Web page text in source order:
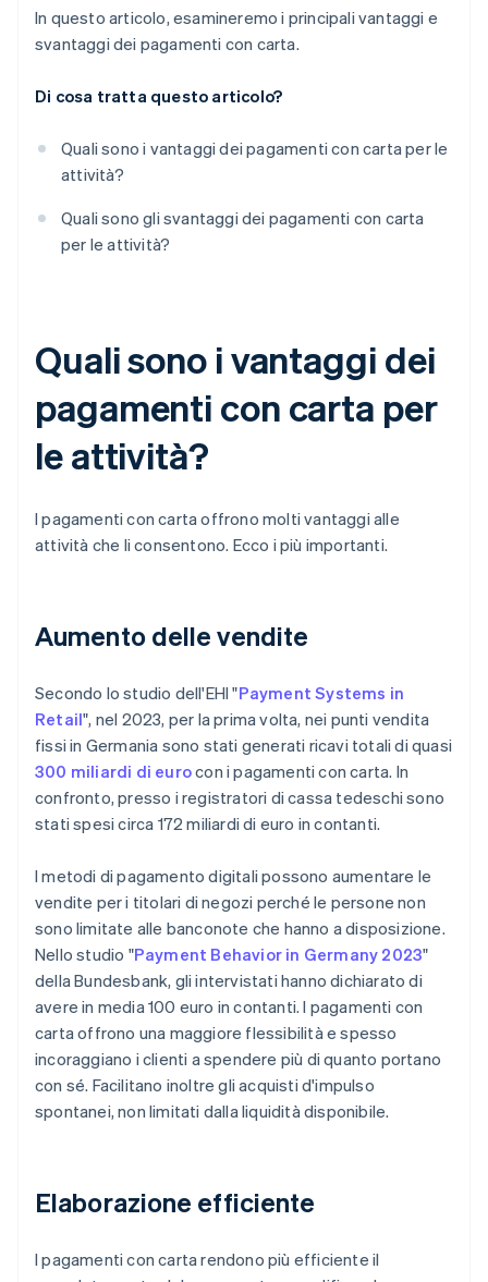
In questo articolo, esamineremo i principali vantaggi e
svantaggi dei pagamenti con carta.
Di cosa tratta questo articolo?
Quali sono i vantaggi dei pagamenti con carta per le
attività?
Quali sono gli svantaggi dei pagamenti con carta
per le attività?
Quali sono i vantaggi dei
pagamenti con carta per
le attività?
I pagamenti con carta offrono molti vantaggi alle
attività che li consentono. Ecco i più importanti.
Aumento delle vendite
Secondo lo studio dell'EHI "Payment Systems in
Retail", nel 2023, per la prima volta, nei punti vendita
fissi in Germania sono stati generati ricavi totali di quasi
300 miliardi di eurocon i pagamenti con carta. In
confronto, presso i registratori di cassa tedeschi sono
stati spesi circa 172 miliardi di euro in contanti.
I metodi di pagamento digitali possono aumentare le
vendite per i titolari di negozi perché le persone non
sono limitate alle banconote che hanno a disposizione.
Nello studio "Payment Behavior in Germany 2023"
della Bundesbank, gli intervistati hanno dichiarato di
avere in media 100 euro in contanti. I pagamenti con
carta offrono una maggiore flessibilità e spesso
incoraggiano i clienti a spendere più di quanto portano
con sé. Facilitano inoltre gli acquisti d'impulso
spontanei, non limitati dalla liquidità disponibile.
Elaborazione efficiente
I pagamenti con carta rendono più efficiente il